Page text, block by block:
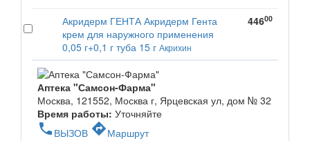
Акридерм ГЕНТА Акридерм Гента
крем для наружного применения
0,05 г+0,1 г туба 15 г Акрихин
44600
Аптека "Самсон-Фарма"
Москва, 121552, Москва г, Ярцевская ул, дом № 32
Время работы: Уточняйте
phone ВЫЗОВ directionsМаршрут